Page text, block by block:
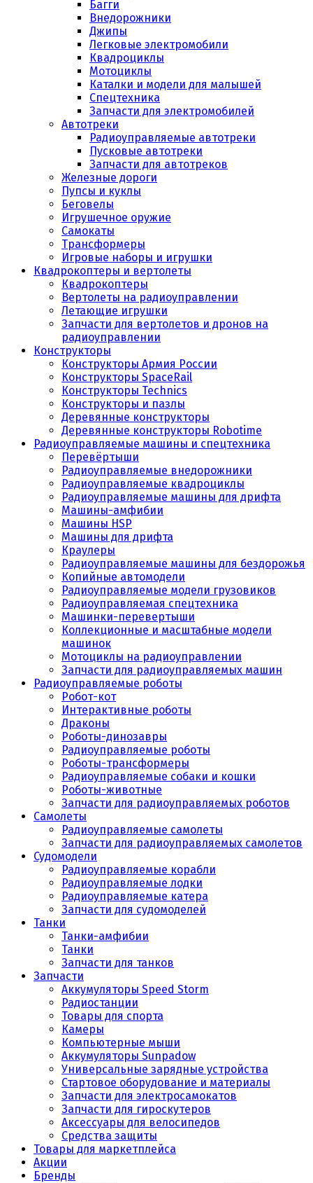
Багги
Внедорожники
Джипы
Легковые электромобили
Квадроциклы
Мотоциклы
Каталки и модели для малышей
Спецтехника
Запчасти для электромобилей
Автотреки
Радиоуправляемые автотреки
Пусковые автотреки
Запчасти для автотреков
Железные дороги
Пупсы и куклы
Беговелы
Игрушечное оружие
Самокаты
Трансформеры
Игровые наборы и игрушки
Квадрокоптеры и вертолеты
Квадрокоптеры
Вертолеты на радиоуправлении
Летающие игрушки
Запчасти для вертолетов и дронов на
радиоуправлении
Конструкторы
Конструкторы Армия России
Конструкторы SpaceRail
Конструкторы Technics
Конструкторы и пазлы
Деревянные конструкторы
Деревянные конструкторы Robotime
Радиоуправляемые машины и спецтехника
Перевёртыши
Радиоуправляемые внедорожники
Радиоуправляемые квадроциклы
Радиоуправляемые машины для дрифта
Машины-амфибии
Машины HSP
Машины для дрифта
Краулеры
Радиоуправляемые машины для бездорожья
Копийные автомодели
Радиоуправляемые модели грузовиков
Радиоуправляемая спецтехника
Машинки-перевертыши
Коллекционные и масштабные модели
машинок
Мотоциклы на радиоуправлении
Запчасти для радиоуправляемых машин
Радиоуправляемые роботы
Робот-кот
Интерактивные роботы
Драконы
Роботы-динозавры
Радиоуправляемые роботы
Роботы-трансформеры
Радиоуправляемые собаки и кошки
Роботы-животные
Запчасти для радиоуправляемых роботов
Самолеты
Радиоуправляемые самолеты
Запчасти для радиоуправляемых самолетов
Судомодели
Радиоуправляемые корабли
Радиоуправляемые лодки
Радиоуправляемые катера
Запчасти для судомоделей
Танки
Танки-амфибии
Танки
Запчасти для танков
Запчасти
Аккумуляторы Speed Storm
Радиостанции
Товары для спорта
Камеры
Компьютерные мыши
Аккумуляторы Sunpadow
Универсальные зарядные устройства
Стартовое оборудование и материалы
Запчасти для электросамокатов
Запчасти для гироскутеров
Аксессуары для велосипедов
Средства защиты
Товары для маркетплейса
Акции
Бренды